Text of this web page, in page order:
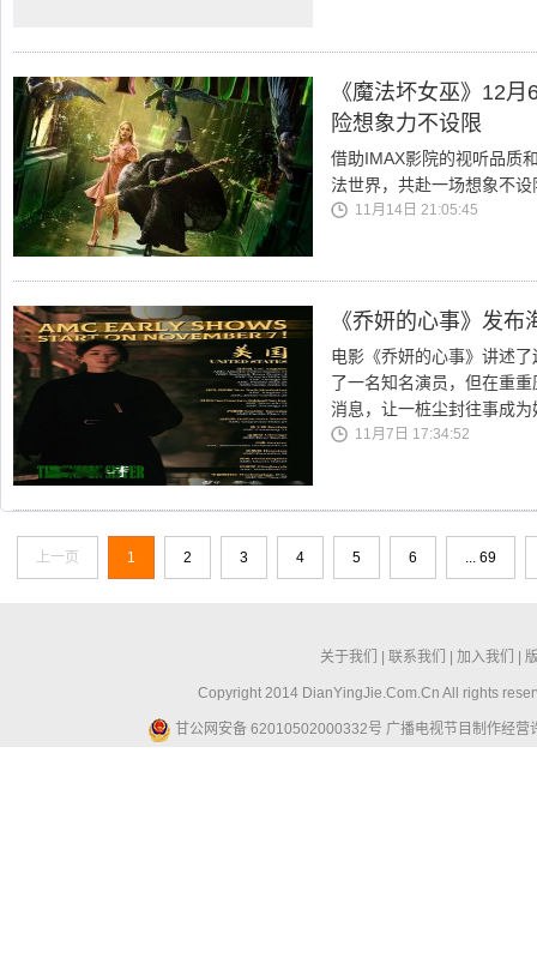
《魔法坏女巫》12
险想象力不设限
借助IMAX影院的视听品质
法世界，共赴一场想象不
11月14日 21:05:45
《乔妍的心事》发
电影《乔妍的心事》讲述
了一名知名演员，但在重
消息，让一桩尘封往事成
11月7日 17:34:52
上一页 1 2 3 4 5 6 ... 69
关于我们 联系我们 加入我们
Copyright 2014 DianYingJie.Com.Cn All rights
甘公网安备 62010502000332号 广播电视节目制作经